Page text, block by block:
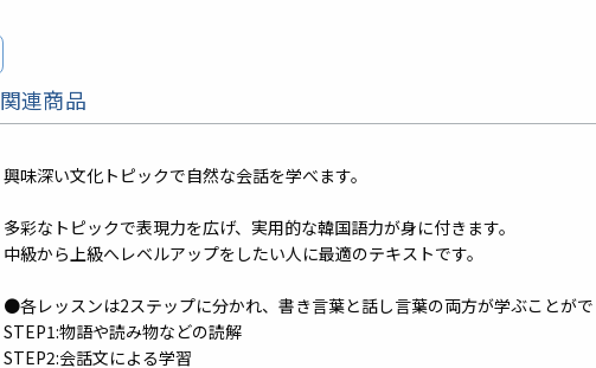
関連商品
興味深い文化トピックで自然な会話を学べます。
多彩なトピックで表現力を広げ、実用的な韓国語力が身に付きます。
中級から上級へレベルアップをしたい人に最適のテキストです。
●各レッスンは2ステップに分かれ、書き言葉と話し言葉の両方が学ぶことが
STEP1:物語や読み物などの読解
STEP2:会話文による学習